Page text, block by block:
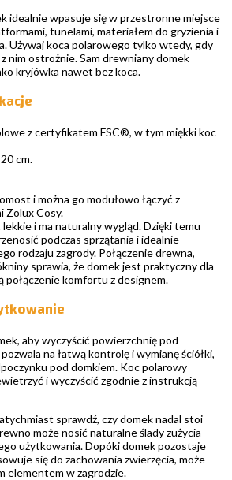
idealnie wpasuje się w przestronne miejsce
tunelami, materiałem do gryzienia i
Używaj koca polarowego tylko wtedy, gdy
nim ostrożnie. Sam drewniany domek
kryjówka nawet bez koca.
z certyfikatem FSC®, w tym miękki koc
cm.
i można go modułowo łączyć z
Zolux Cosy.
i ma naturalny wygląd. Dzięki temu
podczas sprzątania i idealnie
rodzaju zagrody. Połączenie drewna,
sprawia, że domek jest praktyczny dla
połączenie komfortu z designem.
aby wyczyścić powierzchnię pod
na łatwą kontrolę i wymianę ściółki,
pod domkiem. Koc polarowy
i wyczyścić zgodnie z instrukcją
sprawdź, czy domek nadal stoi
może nosić naturalne ślady zużycia
użytkowania. Dopóki domek pozostaje
się do zachowania zwierzęcia, może
elementem w zagrodzie.